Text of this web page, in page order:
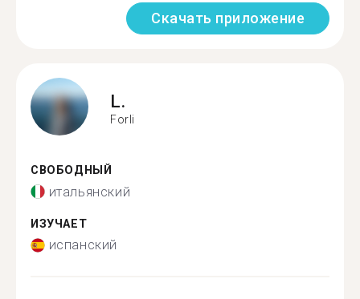
Скачать приложение
L.
Forli
СВОБОДНЫЙ
итальянский
ИЗУЧАЕТ
испанский